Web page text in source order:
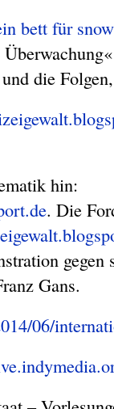
bett für
die
hin:
. Die
gegen
Gans.
06/